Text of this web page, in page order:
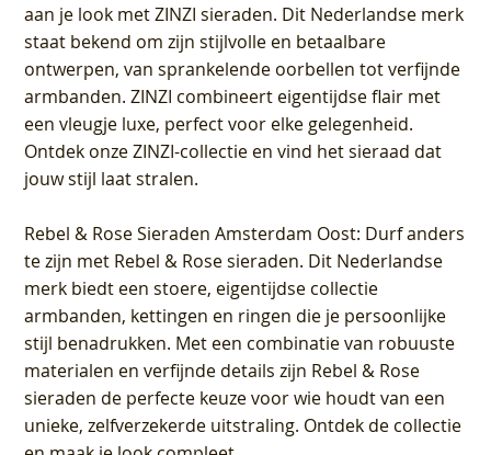
aan je look met ZINZI sieraden. Dit Nederlandse merk
staat bekend om zijn stijlvolle en betaalbare
ontwerpen, van sprankelende oorbellen tot verfijnde
armbanden. ZINZI combineert eigentijdse flair met
een vleugje luxe, perfect voor elke gelegenheid.
Ontdek onze ZINZI-collectie en vind het sieraad dat
jouw stijl laat stralen.
Rebel & Rose Sieraden Amsterdam Oost: Durf anders
te zijn met Rebel & Rose sieraden. Dit Nederlandse
merk biedt een stoere, eigentijdse collectie
armbanden, kettingen en ringen die je persoonlijke
stijl benadrukken. Met een combinatie van robuuste
materialen en verfijnde details zijn Rebel & Rose
sieraden de perfecte keuze voor wie houdt van een
unieke, zelfverzekerde uitstraling. Ontdek de collectie